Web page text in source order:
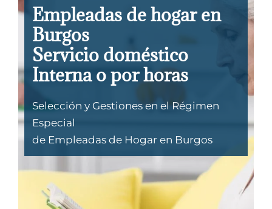
Empleadas de hogar en
Burgos
Servicio doméstico
Interna o por horas
Selección y Gestiones en el Régimen
Especial
de Empleadas de Hogar en Burgos